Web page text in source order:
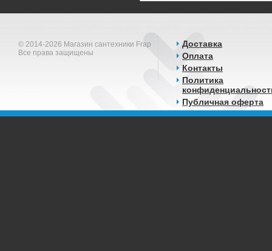
© 2014-2026 Магазин сантехники Frap
Все права защищены
Доставка
Оплата
Контакты
Политика
Публичная оферта